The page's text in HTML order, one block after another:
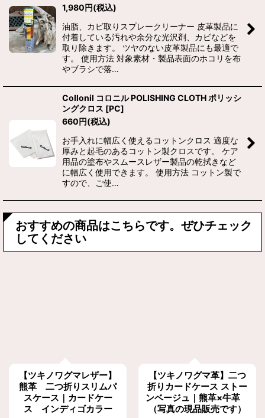
1,980円(税込)
油脂、カビ取りスプレークリーナー 皮革製品に
付着している汚れや余分な光沢剤、カビなどを
取り除きます。 ツヤのない皮革製品にも最適で
す。 使用方法 対象素材・製品表面のホコリを布
やブラシで落…
Collonil コロニル POLISHING CLOTH ポリッシ
ングクロス [PC]
660円(税込)
お手入れに幅広く使えるコットンクロス 適度な
厚みと起毛のあるコットン製クロスです。 ケア
用品の塗布やスムースレザー製品の乾拭きなど
に幅広く使用できます。 使用方法 コットン製で
すので、ご使…
おすすめの商品はこちらです。ぜひチェック
してください
【ツキノワグマレザー】
熊革 二つ折りスリムパ
スケース｜カードケー
ス インディゴカラー
【ツキノワグマ革】二つ
折りカードケース ストー
ンベージュ｜熊革×牛革
（写真の現品販売です）